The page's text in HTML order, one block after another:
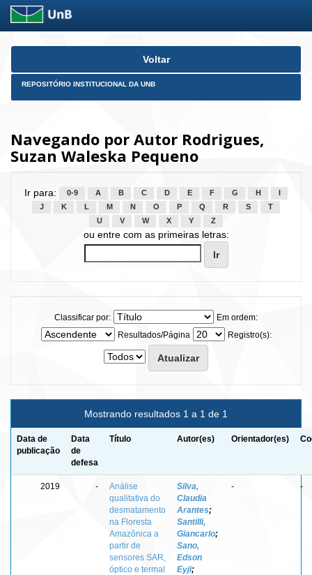
Skip
Voltar
REPOSITÓRIO INSTITUCIONAL DA UNB
Navegando por Autor Rodrigues,
Suzan Waleska Pequeno
Ir para: 0-9 A B C D E F G H
J
K L M N O P Q R S
T
U
V W X Y Z
ou entre com as primeiras letras:
Classificar por:
Em ordem:
Resultados/Página
Registro(s):
Mostrando resultados 1 a 1 de 1
Data de
publicação
Data
de
defesa
Título Autor(es) Orientador(es)
2019 -
Análise
qualitativa do
desmatamento
na Floresta
Amazônica a
partir de
sensores SAR,
óptico e termal
Silva,
Claudia
Arantes;
Santilli,
Giancarlo;
Sano,
Edson
Eyji;
- -